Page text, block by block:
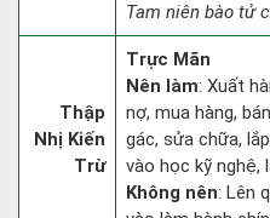
Tam niên bào tử
Thập
Nhị Kiến
Trừ
Trực Mãn
Nên làm: Xuất
nợ, mua hàng,
gác, sửa chữa,
vào học kỹ nghệ,
Không nên: Lên